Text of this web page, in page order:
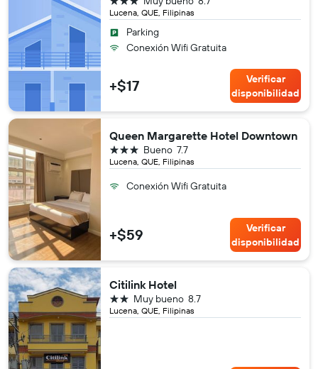
Lucena, QUE, Filipinas
Parking
Conexión Wifi Gratuita
+$17
Verificar
disponibilidad
Queen Margarette Hotel Downtown
Lucena, QUE, Filipinas
7.7
Bueno
3 estrellas
Conexión Wifi Gratuita
+$59
Verificar
disponibilidad
Citilink Hotel
Lucena, QUE, Filipinas
8.7
Muy bueno
2 estrellas